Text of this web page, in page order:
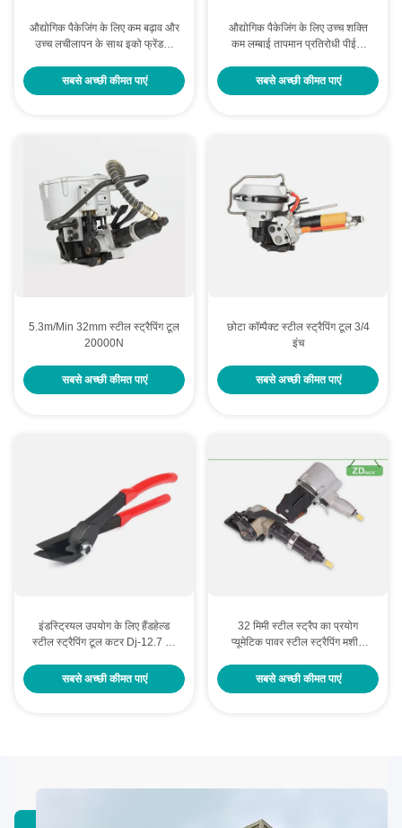
औद्योगिक पैकेजिंग के लिए कम बढ़ाव और
उच्च लचीलापन के साथ इको फ्रेंडली
सबसे अच्छी कीमत पाएं
औद्योगिक पैकेजिंग के लिए उच्च शक्ति
कम लम्बाई तापमान प्रतिरोधी पीईटी
सबसे अच्छी कीमत पाएं
5.3m/Min 32mm स्टील स्ट्रैपिंग टूल
20000N
सबसे अच्छी कीमत पाएं
छोटा कॉम्पैक्ट स्टील स्ट्रैपिंग टूल 3/4
इंच
सबसे अच्छी कीमत पाएं
इंडस्ट्रियल उपयोग के लिए हैंडहेल्ड
स्टील स्ट्रैपिंग टूल कटर Dj-12.7 हैंड
सबसे अच्छी कीमत पाएं
32 मिमी स्टील स्ट्रैप का प्रयोग
प्यूमेटिक पावर स्टील स्ट्रैपिंग मशीन
सबसे अच्छी कीमत पाएं